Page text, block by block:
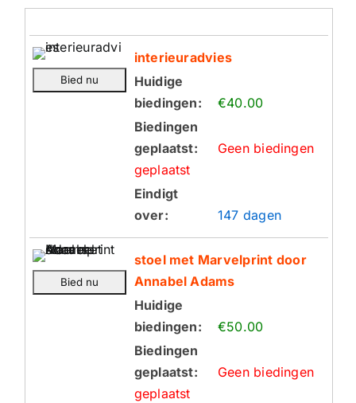
interieuradvies
Huidige
biedingen:
€40.00
Biedingen
geplaatst:
Geen biedingen
geplaatst
Eindigt
over:
147 dagen
stoel met Marvelprint door
Annabel Adams
Huidige
biedingen:
€50.00
Biedingen
geplaatst:
Geen biedingen
geplaatst